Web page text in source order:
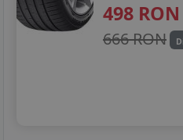
498 RON
666 RON